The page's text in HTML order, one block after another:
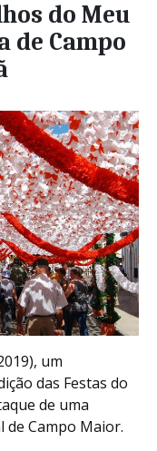
do Meu
de Campo
um
das Festas do
de uma
de Campo Maior.